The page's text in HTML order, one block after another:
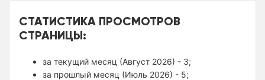
СТАТИСТИКА ПРОСМОТРОВ
СТРАНИЦЫ:
за текущий месяц (Август 2026) - 3;
за прошлый месяц (Июль 2026) - 5;